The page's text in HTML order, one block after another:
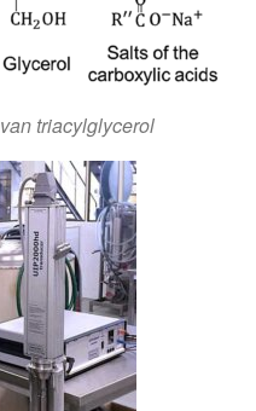
triacylglycerol